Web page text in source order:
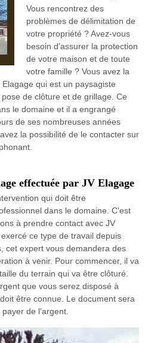
Vous rencontrez des
problèmes de délimitation de
votre propriété ? Avez-vous
besoin d'assurer la protection
de votre maison et de toute
votre famille ? Vous avez la
qui est un paysagiste
de clôture et de grillage. Ce
le domaine et il a engrangé
de ses nombreuses années
la possibilité de le contacter sur
effectuée par JV Elagage
qui doit être
dans le domaine. C'est
à prendre contact avec JV
ce type de travail depuis
cet expert vous demandera des
à venir. Pour commencer, il va
du terrain qui va être clôturé.
que vous serez disposé à
être connue. Le document sera
de l'argent.